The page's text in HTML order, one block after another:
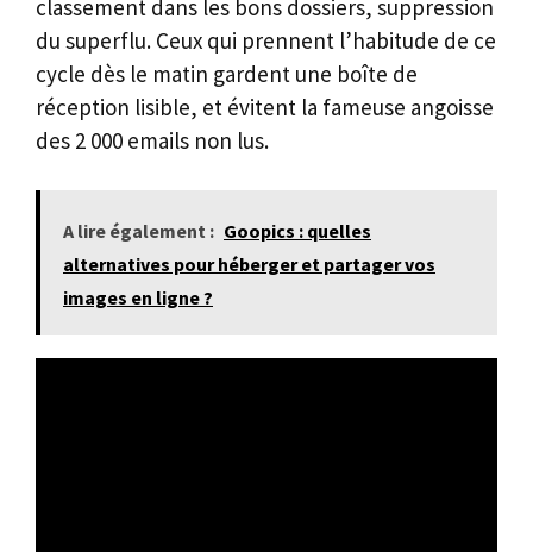
classement dans les bons dossiers, suppression
du superflu. Ceux qui prennent l’habitude de ce
cycle dès le matin gardent une boîte de
réception lisible, et évitent la fameuse angoisse
des 2 000 emails non lus.
A lire également : Goopics : quelles
alternatives pour héberger et partager vos
images en ligne ?